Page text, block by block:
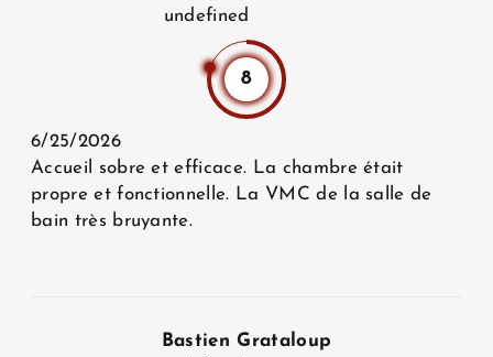
undefined
8
6/25/2026
Accueil sobre et efficace. La chambre était
propre et fonctionnelle. La VMC de la salle de
bain très bruyante.
Bastien Grataloup